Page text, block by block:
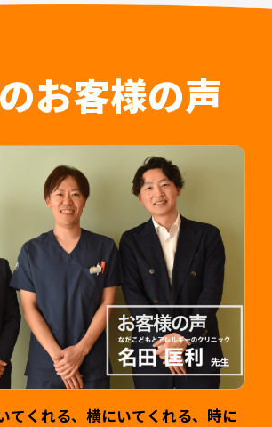
師が診療に専念できること、紹
後の認識相違なども防止すること
お客様の声
てくれる、横にいてくれる、時に